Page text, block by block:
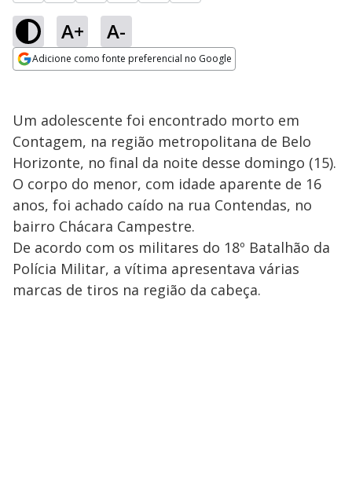
A+ A-
Adicione como fonte preferencial no Google
Um adolescente foi encontrado morto em
Contagem, na região metropolitana de Belo
Horizonte, no final da noite desse domingo (15).
O corpo do menor, com idade aparente de 16
anos, foi achado caído na rua Contendas, no
bairro Chácara Campestre.
De acordo com os militares do 18º Batalhão da
Polícia Militar, a vítima apresentava várias
marcas de tiros na região da cabeça.